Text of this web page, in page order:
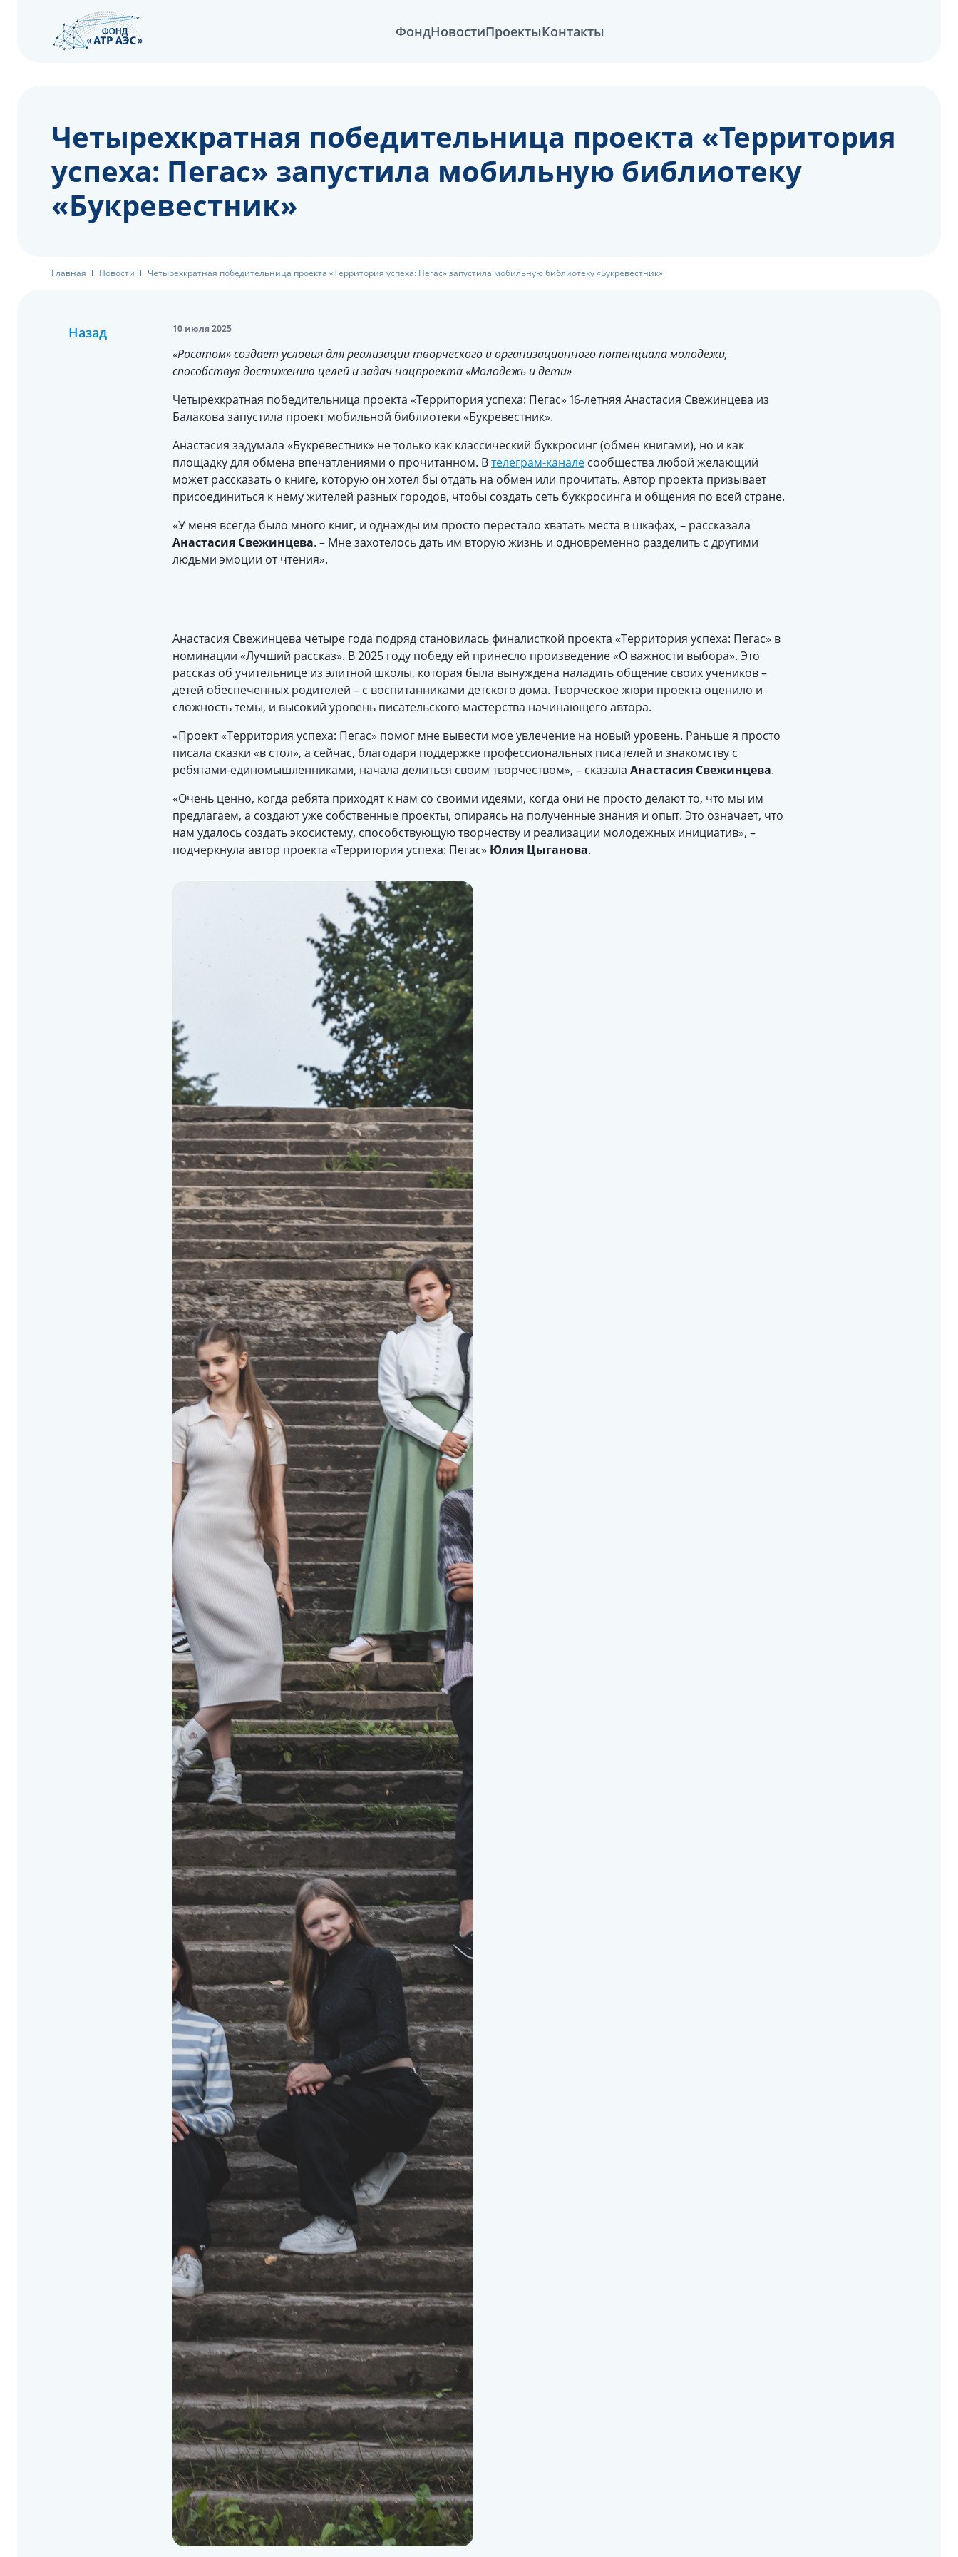
ФондНовостиПроектыКонтакты
Четырехкратная победительница проекта «Территория
успеха: Пегас» запустила мобильную библиотеку
«Букревестник»
Главная Новости Четырехкратная победительница проекта «Территория успеха: Пегас» запустила мобильную библиотеку «Букревестник»
Назад 10 июля 2025
«Росатом» создает условия для реализации творческого и организационного потенциала молодежи,
способствуя достижению целей и задач нацпроекта «Молодежь и дети»
Четырехкратная победительница проекта «Территория успеха: Пегас» 16-летняя Анастасия Свежинцева из
Балакова запустила проект мобильной библиотеки «Букревестник».
Анастасия задумала «Букревестник» не только как классический буккросинг (обмен книгами), но и как
площадку для обмена впечатлениями о прочитанном. Втелеграм-канале сообщества любой желающий
может рассказать о книге, которую он хотел бы отдать на обмен или прочитать. Автор проекта призывает
присоединиться к нему жителей разных городов, чтобы создать сеть буккросинга и общения по всей стране.
«У меня всегда было много книг, и однажды им просто перестало хватать места в шкафах, – рассказала
Анастасия Свежинцева. – Мне захотелось дать им вторую жизнь и одновременно разделить с другими
людьми эмоции от чтения».
Анастасия Свежинцева четыре года подряд становилась финалисткой проекта «Территория успеха: Пегас» в
номинации «Лучший рассказ». В 2025 году победу ей принесло произведение «О важности выбора». Это
рассказ об учительнице из элитной школы, которая была вынуждена наладить общение своих учеников –
детей обеспеченных родителей – с воспитанниками детского дома. Творческое жюри проекта оценило и
сложность темы, и высокий уровень писательского мастерства начинающего автора.
«Проект «Территория успеха: Пегас» помог мне вывести мое увлечение на новый уровень. Раньше я просто
писала сказки «в стол», а сейчас, благодаря поддержке профессиональных писателей и знакомству с
ребятами-единомышленниками, начала делиться своим творчеством», – сказала Анастасия Свежинцева.
«Очень ценно, когда ребята приходят к нам со своими идеями, когда они не просто делают то, что мы им
предлагаем, а создают уже собственные проекты, опираясь на полученные знания и опыт. Это означает, что
нам удалось создать экосистему, способствующую творчеству и реализации молодежных инициатив», –
подчеркнула автор проекта «Территория успеха: Пегас» Юлия Цыганова.